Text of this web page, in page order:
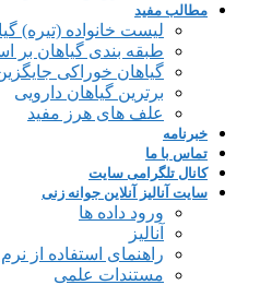
مطالب مفید
لیست خانواده (تیره)
طبقه بندی گیاهان
گیاهان خوراکی
برترین گیاهان دارویی
علف های هرز مفید
خبرنامه
تماس با ما
کانال تلگرامی سایت
سایت آنالیز آنلاین جوانه زنی
ورود داده ها
آنالیز
راهنمای استفاده از نرم
مستندات علمی